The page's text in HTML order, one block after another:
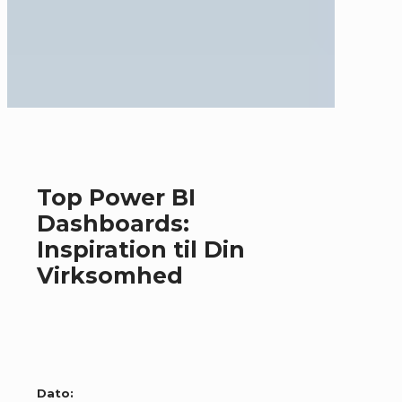
Top Power BI
Dashboards:
Inspiration til Din
Virksomhed
Dato: